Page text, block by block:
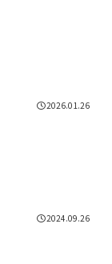
2026.01.26
2024.09.26